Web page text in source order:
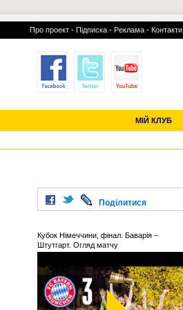
Про проект - Підписка - Реклама - Контакти
МІЙ КЛУБ
УСІ ТРАНСФЕРИ
Поділитися
Кубок Німеччини, фінал. Баварія –
Штутгарт. Огляд матчу